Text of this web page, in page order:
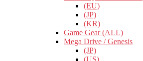
(EU)
(JP)
(KR)
Game Gear (ALL)
Mega Drive / Genesis
(JP)